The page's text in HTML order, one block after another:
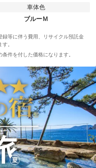
車体色
ブルーＭ
等に伴う費用、リサイクル預託金
。
件を付した価格になります。